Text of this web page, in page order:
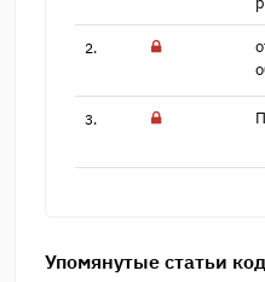
2.
3.
Упомянутые статьи